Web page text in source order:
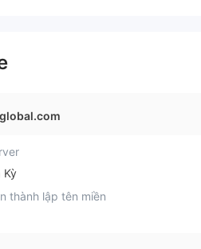
Kỳ
thành lập tên miền